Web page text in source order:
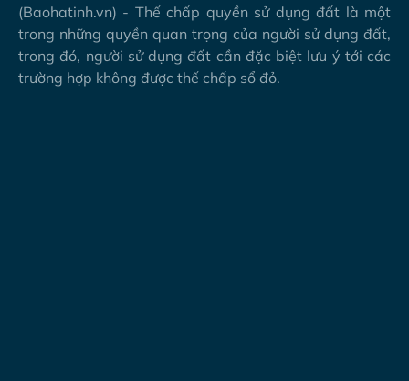
(Baohatinh.vn) - Thế chấp quyền sử dụng đất là một
trong những quyền quan trọng của người sử dụng đất,
trong đó, người sử dụng đất cần đặc biệt lưu ý tới các
trường hợp không được thế chấp sổ đỏ.